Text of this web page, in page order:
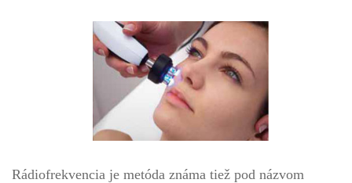
Rádiofrekvencia je metóda známa tiež pod názvom